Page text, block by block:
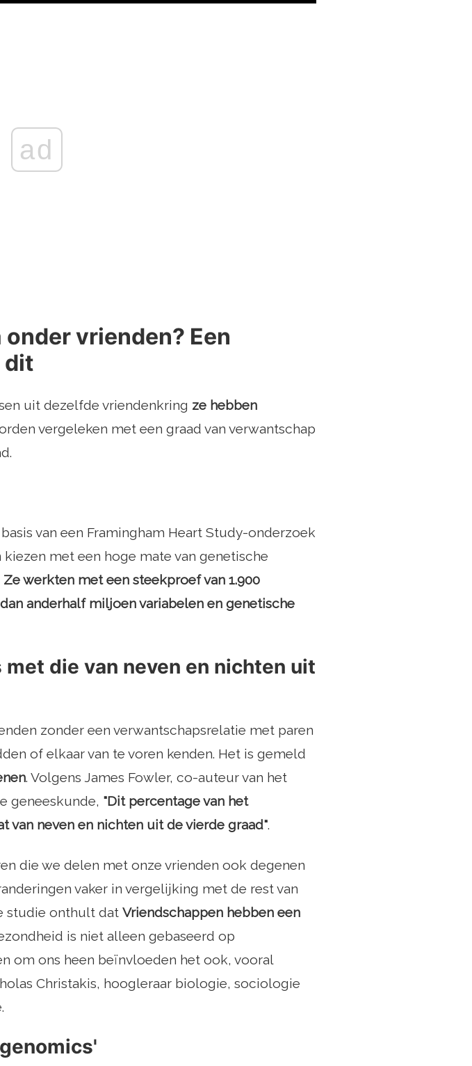
ad
vrienden? Een
dit
uit dezelfde vriendenkring ze hebben
vergeleken met een graad van verwantschap
van een Framingham Heart Study-onderzoek
met een hoge mate van genetische
Ze werkten met een steekproef van 1.900
anderhalf miljoen variabelen en genetische
die van neven en nichten uit
zonder een verwantschapsrelatie met paren
of elkaar van te voren kenden. Het is gemeld
. Volgens James Fowler, co-auteur van het
geneeskunde, "Dit percentage van het
van neven en nichten uit de vierde graad".
die we delen met onze vrienden ook degenen
vaker in vergelijking met de rest van
studie onthult dat Vriendschappen hebben een
is niet alleen gebaseerd op
om ons heen beïnvloeden het ook, vooral
Christakis, hoogleraar biologie, sociologie